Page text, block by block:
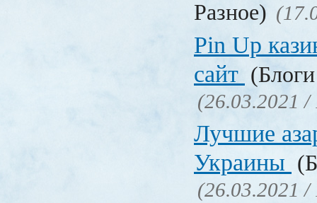
Разное)
Pin Up
сайт
(26.03.2021 /
Лучшие
Украины
(26.03.2021 /